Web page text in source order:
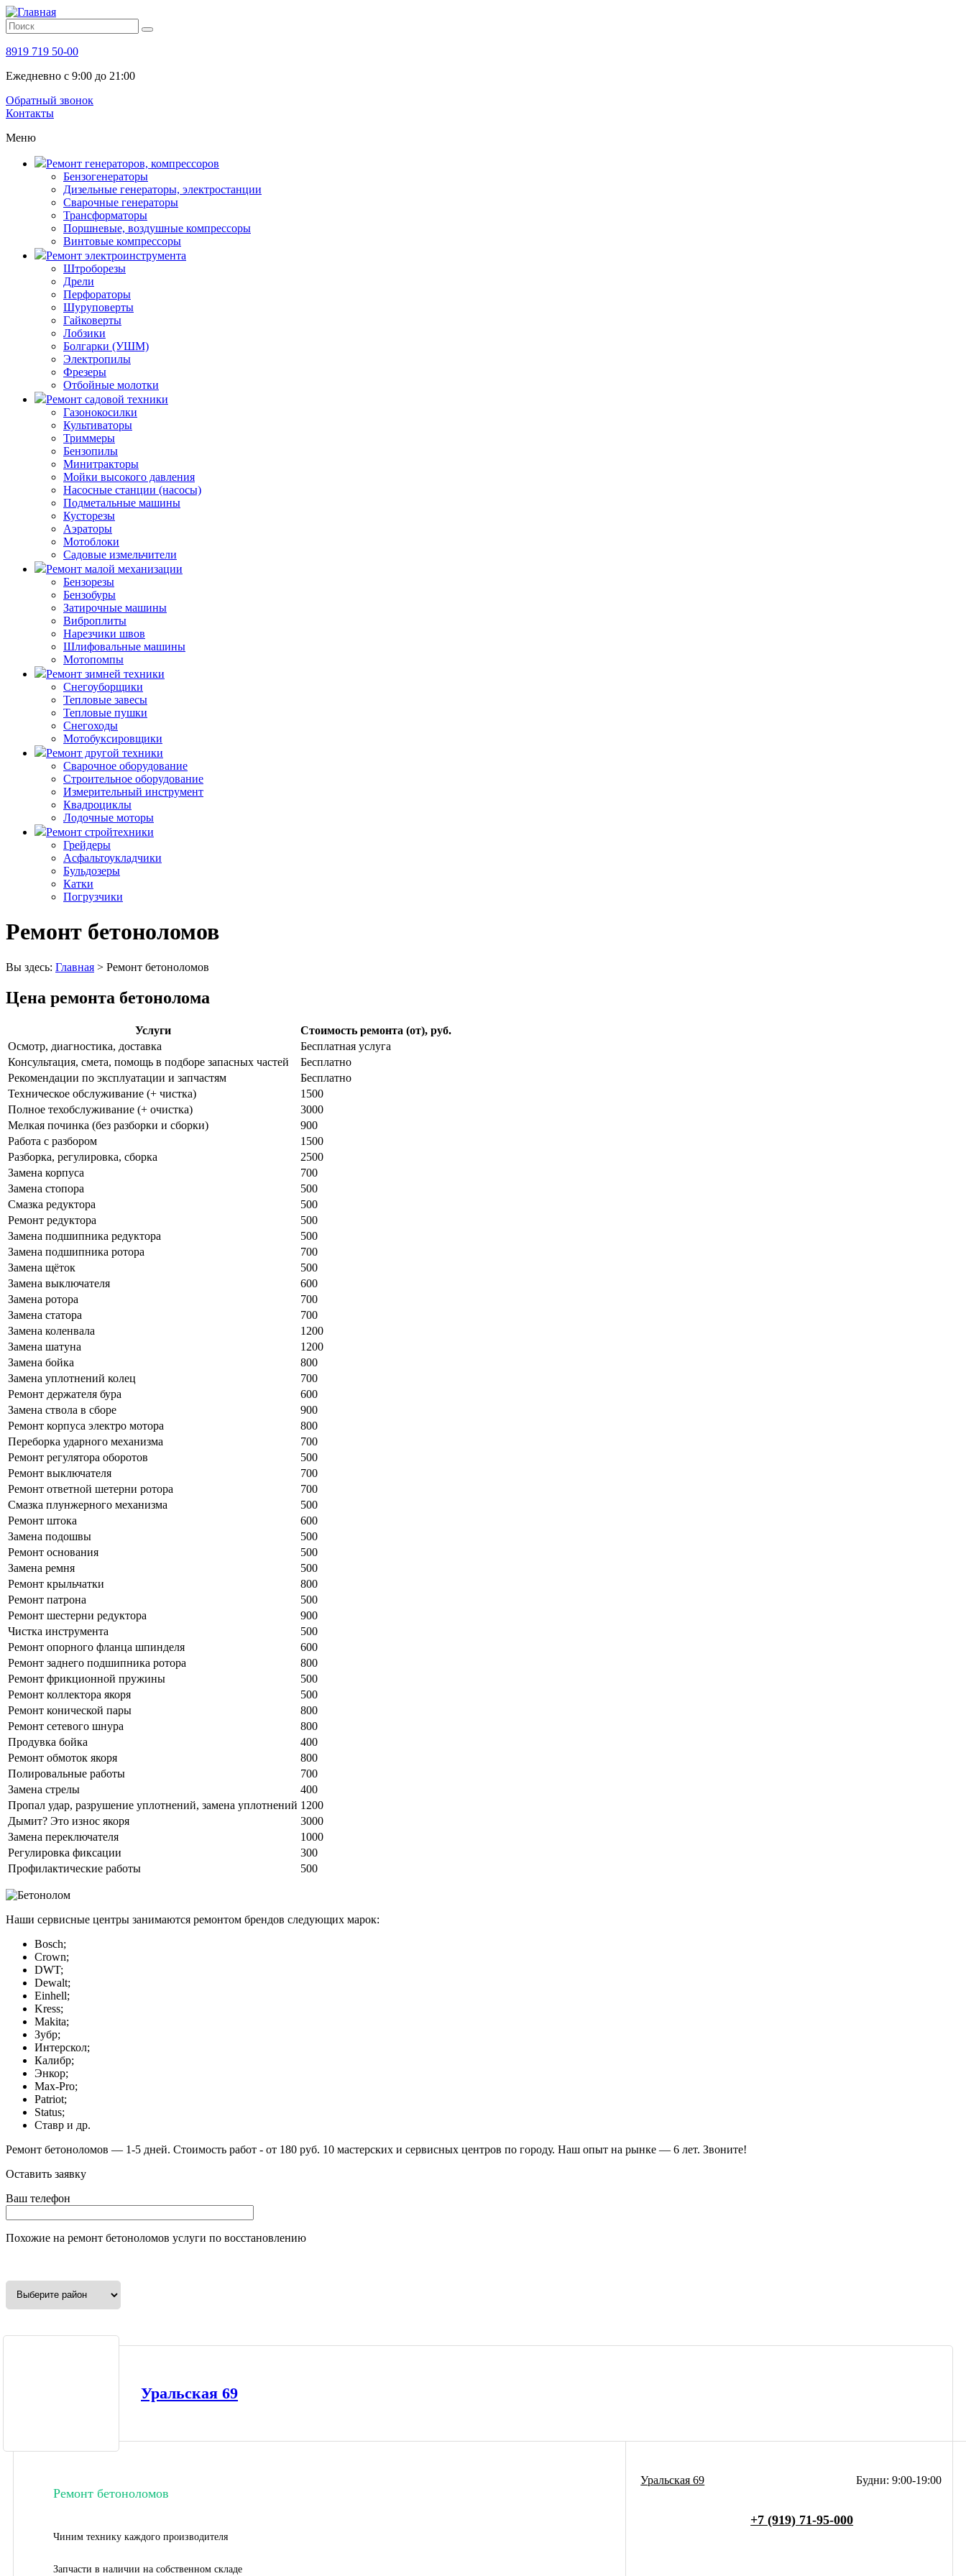
8919 719 50-00
Ежедневно с 9:00 до 21:00
Обратный звонок
Контакты
Меню
Ремонт генераторов, компрессоров
Бензогенераторы
Дизельные генераторы, электростанции
Сварочные генераторы
Трансформаторы
Поршневые, воздушные компрессоры
Винтовые компрессоры
Ремонт электроинструмента
Штроборезы
Дрели
Перфораторы
Шуруповерты
Гайковерты
Лобзики
Болгарки (УШМ)
Электропилы
Фрезеры
Отбойные молотки
Ремонт садовой техники
Газонокосилки
Культиваторы
Триммеры
Бензопилы
Минитракторы
Мойки высокого давления
Насосные станции (насосы)
Подметальные машины
Кусторезы
Аэраторы
Мотоблоки
Садовые измельчители
Ремонт малой механизации
Бензорезы
Бензобуры
Затирочные машины
Виброплиты
Нарезчики швов
Шлифовальные машины
Мотопомпы
Ремонт зимней техники
Снегоуборщики
Тепловые завесы
Тепловые пушки
Снегоходы
Мотобуксировщики
Ремонт другой техники
Сварочное оборудование
Строительное оборудование
Измерительный инструмент
Квадроциклы
Лодочные моторы
Ремонт стройтехники
Грейдеры
Асфальтоукладчики
Бульдозеры
Катки
Погрузчики
Ремонт бетоноломов
Вы здесь: Главная > Ремонт бетоноломов
Цена ремонта бетонолома
Услуги
Стоимость ремонта (от), руб.
Осмотр, диагностика, доставка
Бесплатная услуга
Консультация, смета, помощь в подборе запасных частей
Бесплатно
Рекомендации по эксплуатации и запчастям
Бесплатно
Техническое обслуживание (+ чистка)
1500
Полное техобслуживание (+ очистка)
3000
Мелкая починка (без разборки и сборки)
900
Работа с разбором
1500
Разборка, регулировка, сборка
2500
Замена корпуса
700
Замена стопора
500
Смазка редуктора
500
Ремонт редуктора
500
Замена подшипника редуктора
500
Замена подшипника ротора
700
Замена щёток
500
Замена выключателя
600
Замена ротора
700
Замена статора
700
Замена коленвала
1200
Замена шатуна
1200
Замена бойка
800
Замена уплотнений колец
700
Ремонт держателя бура
600
Замена ствола в сборе
900
Ремонт корпуса электро мотора
800
Переборка ударного механизма
700
Ремонт регулятора оборотов
500
Ремонт выключателя
700
Ремонт ответной шетерни ротора
700
Смазка плунжерного механизма
500
Ремонт штока
600
Замена подошвы
500
Ремонт основания
500
Замена ремня
500
Ремонт крыльчатки
800
Ремонт патрона
500
Ремонт шестерни редуктора
900
Чистка инструмента
500
Ремонт опорного фланца шпинделя
600
Ремонт заднего подшипника ротора
800
Ремонт фрикционной пружины
500
Ремонт коллектора якоря
500
Ремонт конической пары
800
Ремонт сетевого шнура
800
Продувка бойка
400
Ремонт обмоток якоря
800
Полировальные работы
700
Замена стрелы
400
Пропал удар, разрушение уплотнений, замена уплотнений 1200
Дымит? Это износ якоря
3000
Замена переключателя
1000
Регулировка фиксации
300
Профилактические работы
500
Наши сервисные центры занимаются ремонтом брендов следующих марок:
Bosch;
Crown;
DWT;
Dewalt;
Einhell;
Kress;
Makita;
Зубр;
Интерскол;
Калибр;
Энкор;
Max-Pro;
Patriot;
Status;
Ставр и др.
Ремонт бетоноломов — 1-5 дней. Стоимость работ - от 180 руб. 10 мастерских и сервисных центров по городу. Наш опыт на рынке — 6 лет. Звоните!
Оставить заявку
Ваш телефон
Похожие на ремонт бетоноломов услуги по восстановлению
Уральская 69
Ремонт бетоноломов
Чиним технику каждого производителя
Запчасти в наличии на собственном складе
Будни: 9:00-19:00
Уральская 69
+7 (919) 71-95-000